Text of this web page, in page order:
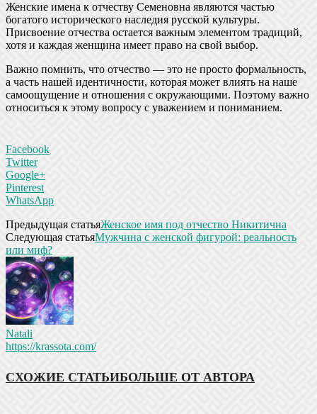
Женские имена к отчеству Семеновна являются частью
богатого исторического наследия русской культуры.
Присвоение отчества остается важным элементом традиций,
хотя и каждая женщина имеет право на свой выбор.
Важно помнить, что отчество — это не просто формальность,
а часть нашей идентичности, которая может влиять на наше
самоощущение и отношения с окружающими. Поэтому важно
относиться к этому вопросу с уважением и пониманием.
Facebook
Twitter
Google+
Pinterest
WhatsApp
Предыдущая статьяЖенское имя под отчество Никитична
Следующая статьяМужчина с женской фигурой: реальность
или миф?
Natali
https://krassota.com/
СХОЖИЕ СТАТЬИБОЛЬШЕ ОТ АВТОРА